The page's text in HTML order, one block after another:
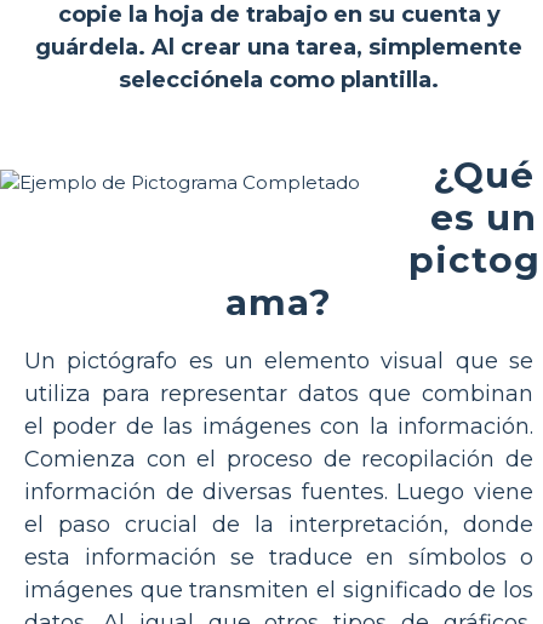
copie la hoja de trabajo en su cuenta y
guárdela. Al crear una tarea, simplemente
selecciónela como plantilla.
¿Qué
es un
ama?
Un pictógrafo es un elemento visual que se
utiliza para representar datos que combinan
el poder de las imágenes con la información.
Comienza con el proceso de recopilación de
información de diversas fuentes. Luego viene
el paso crucial de la interpretación, donde
esta información se traduce en símbolos o
imágenes que transmiten el significado de los